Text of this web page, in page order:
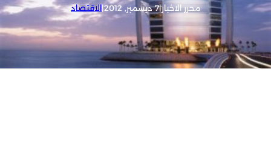
محرر الاخبار|7 ديسمبر, 2012 |الاقتصاد